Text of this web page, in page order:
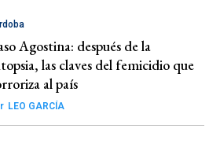
Agostina: después de la
las claves del femicidio que
al país
LEO GARCÍA